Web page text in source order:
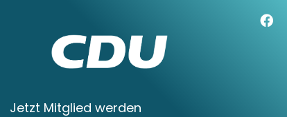
Jetzt Mitglied werden